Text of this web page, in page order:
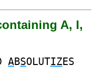
A, I,
ABSOLUTIZES